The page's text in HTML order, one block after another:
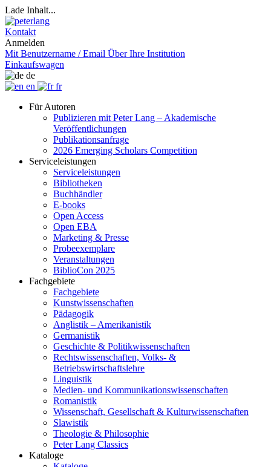
Lade Inhalt...
Kontakt
Anmelden
Mit Benutzername / Email Über Ihre Institution
Einkaufswagen
de
en
fr
Für Autoren
Publizieren mit Peter Lang – Akademische
Veröffentlichungen
Publikationsanfrage
2026 Emerging Scholars Competition
Serviceleistungen
Serviceleistungen
Bibliotheken
Buchhändler
E-books
Open Access
Open EBA
Marketing & Presse
Probeexemplare
Veranstaltungen
BiblioCon 2025
Fachgebiete
Fachgebiete
Kunstwissenschaften
Pädagogik
Anglistik – Amerikanistik
Germanistik
Geschichte & Politikwissenschaften
Rechtswissenschaften, Volks- &
Betriebswirtschaftslehre
Linguistik
Medien- und Kommunikationswissenschaften
Romanistik
Wissenschaft, Gesellschaft & Kulturwissenschaften
Slawistik
Theologie & Philosophie
Peter Lang Classics
Kataloge